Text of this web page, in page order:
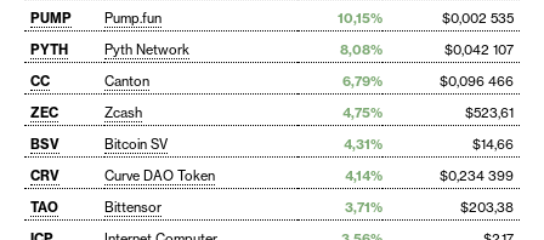
PUMP
Pump.fun 10,15%
$0,002 535
PYTH
Pyth Network 8,08%
$0,042 107
CC
Canton 6,79%
$0,096 466
ZEC
Zcash 4,75%
$523,61
BSV
Bitcoin SV 4,31%
$14,66
CRV
Curve DAO Token 4,14%
$0,234 399
TAO
Bittensor 3,71%
$203,38